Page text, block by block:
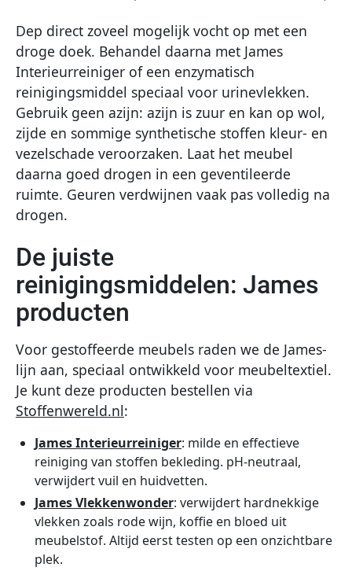
Dep direct zoveel mogelijk vocht op met een
droge doek. Behandel daarna met James
Interieurreiniger of een enzymatisch
reinigingsmiddel speciaal voor urinevlekken.
Gebruik geen azijn: azijn is zuur en kan op wol,
zijde en sommige synthetische stoffen kleur- en
vezelschade veroorzaken. Laat het meubel
daarna goed drogen in een geventileerde
ruimte. Geuren verdwijnen vaak pas volledig na
drogen.
De juiste
reinigingsmiddelen: James
producten
Voor gestoffeerde meubels raden we de James-
lijn aan, speciaal ontwikkeld voor meubeltextiel.
Je kunt deze producten bestellen via
Stoffenwereld.nl:
James Interieurreiniger: milde en effectieve
reiniging van stoffen bekleding. pH-neutraal,
verwijdert vuil en huidvetten.
James Vlekkenwonder: verwijdert hardnekkige
vlekken zoals rode wijn, koffie en bloed uit
meubelstof. Altijd eerst testen op een onzichtbare
plek.